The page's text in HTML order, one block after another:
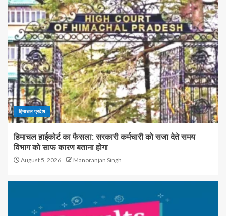
हिमाचल प्रदेश
हिमाचल हाईकोर्ट का फैसला: सरकारी कर्मचारी को सजा देते समय
विभाग को साफ कारण बताना होगा
August 5, 2026 Manoranjan Singh